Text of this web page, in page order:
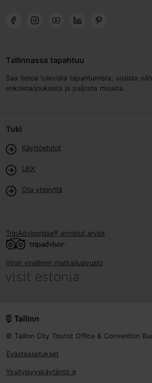
Tallinnassa tapahtuu
Saa tietoa tulevista tapahtumista, uusista
erikoistarjouksista ja paljosta muusta.
Tuki
Käyttöehdot
UKK
Ota yhteyttä
TripAdvisorissa® annetut arviot
Viron virallinen matkailusivusto
© Tallinn City Tourist Office & Convention
Evästeasetukset
Yksityisyyskäytäntö